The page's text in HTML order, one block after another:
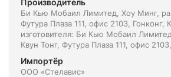
Производитель
Би Кью Мобаил Лимитед, Хоу Минг,
Футура Плаза 111, офис 2103, Гонконг,
изготовителя: Би Кью Мобаил
Квун Тонг, Футура Плаза 111, офис
Импортёр
ООО «Стелавис»